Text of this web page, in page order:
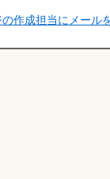
作成担当にメール